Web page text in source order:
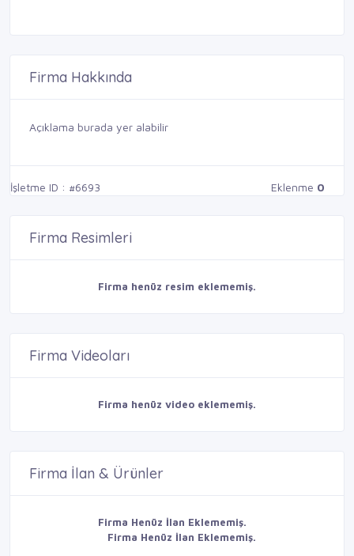
Firma Hakkında
Açıklama burada yer alabilir
İşletme ID : #6693 Eklenme 0
Firma Resimleri
Firma henüz resim eklememiş.
Firma Videoları
Firma henüz video eklememiş.
Firma İlan & Ürünler
Firma Henüz İlan Eklememiş.
Firma Henüz İlan Eklememiş.